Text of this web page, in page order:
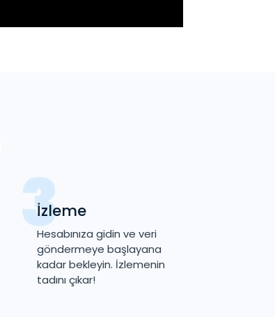
İzleme
Hesabınıza gidin ve veri
göndermeye başlayana
kadar bekleyin. İzlemenin
tadını çıkar!